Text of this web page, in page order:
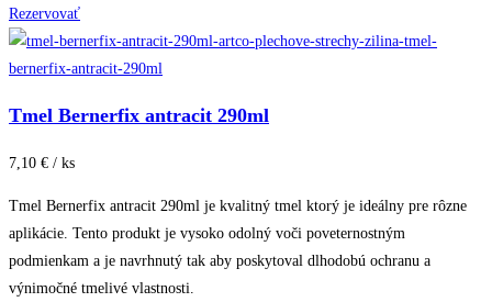
Rezervovať
Tmel Bernerfix antracit 290ml
7,10 € / ks
Tmel Bernerfix antracit 290ml je kvalitný tmel ktorý je ideálny pre rôzne
aplikácie. Tento produkt je vysoko odolný voči poveternostným
podmienkam a je navrhnutý tak aby poskytoval dlhodobú ochranu a
výnimočné tmelivé vlastnosti.